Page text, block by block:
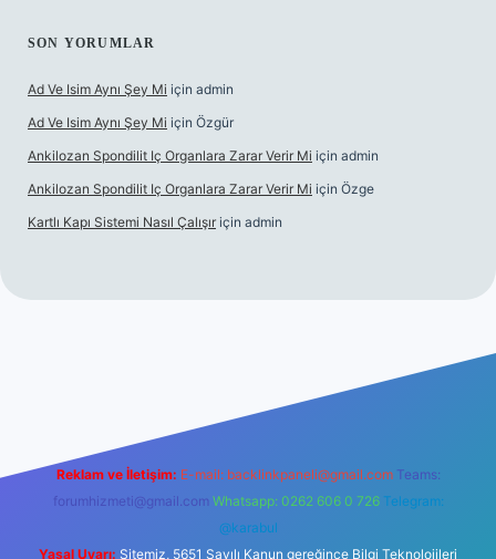
SON YORUMLAR
Ad Ve Isim Aynı Şey Mi için admin
Ad Ve Isim Aynı Şey Mi için Özgür
Ankilozan Spondilit Iç Organlara Zarar Verir Mi için admin
Ankilozan Spondilit Iç Organlara Zarar Verir Mi için Özge
Kartlı Kapı Sistemi Nasıl Çalışır için admin
Reklam ve İletişim: E-mail: backlinkpaneli@gmail.com Teams:
forumhizmeti@gmail.com Whatsapp: 0262 606 0 726 Telegram:
@karabul
Yasal Uyarı: Sitemiz, 5651 Sayılı Kanun gereğince Bilgi Teknolojileri